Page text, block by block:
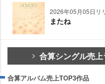
2026年05月05日リ
またね
合算シングル売
合算アルバム売上TOP3作品